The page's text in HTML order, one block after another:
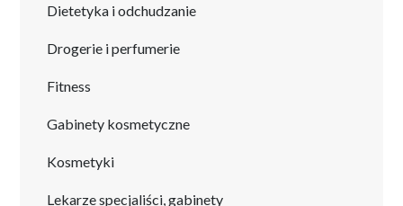
Dietetyka i odchudzanie
Drogerie i perfumerie
Fitness
Gabinety kosmetyczne
Kosmetyki
Lekarze specjaliści, gabinety